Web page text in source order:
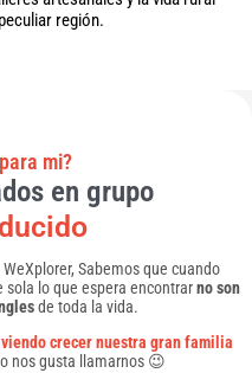
región.
mi?
en grupo
Sabemos que cuando
lo que espera encontrarno son
de toda la vida.
crecer nuestra gran familia
nos gusta llamarnos 😉